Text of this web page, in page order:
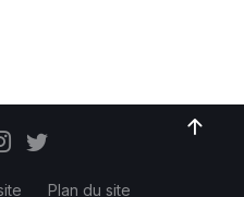
Plan du site